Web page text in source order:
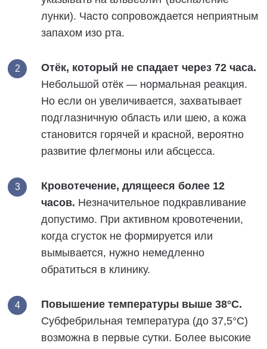
лунки). Часто сопровождается неприятным
запахом изо рта.
Отёк, который не спадает через 72 часа.
Небольшой отёк — нормальная реакция.
Но если он увеличивается, захватывает
подглазничную область или шею, а кожа
становится горячей и красной, вероятно
развитие флегмоны или абсцесса.
Кровотечение, длящееся более 12
часов. Незначительное подкравливание
допустимо. При активном кровотечении,
когда сгусток не формируется или
вымывается, нужно немедленно
обратиться в клинику.
Повышение температуры выше 38°C.
Субфебрильная температура (до 37,5°C)
возможна в первые сутки. Более высокие